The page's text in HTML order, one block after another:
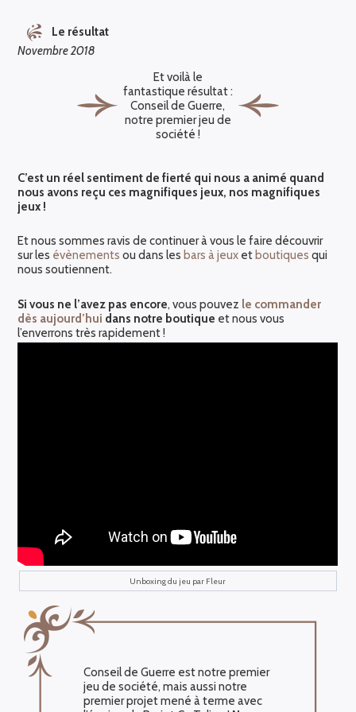
Le résultat
Novembre 2018
Et voilà le
fantastique résultat :
Conseil de Guerre,
notre premier jeu de
société !
C’est un réel sentiment de fierté qui nous a animé quand
nous avons reçu ces magnifiques jeux, nos magnifiques
jeux !
Et nous sommes ravis de continuer à vous le faire découvrir
sur les évènements ou dans les bars à jeux et boutiques qui
nous soutiennent.
Si vous ne l’avez pas encore, vous pouvez le commander
dès aujourd’hui dans notre boutique et nous vous
l’enverrons très rapidement !
Unboxing du jeu par Fleur
Conseil de Guerre est notre premier
jeu de société, mais aussi notre
premier projet mené à terme avec